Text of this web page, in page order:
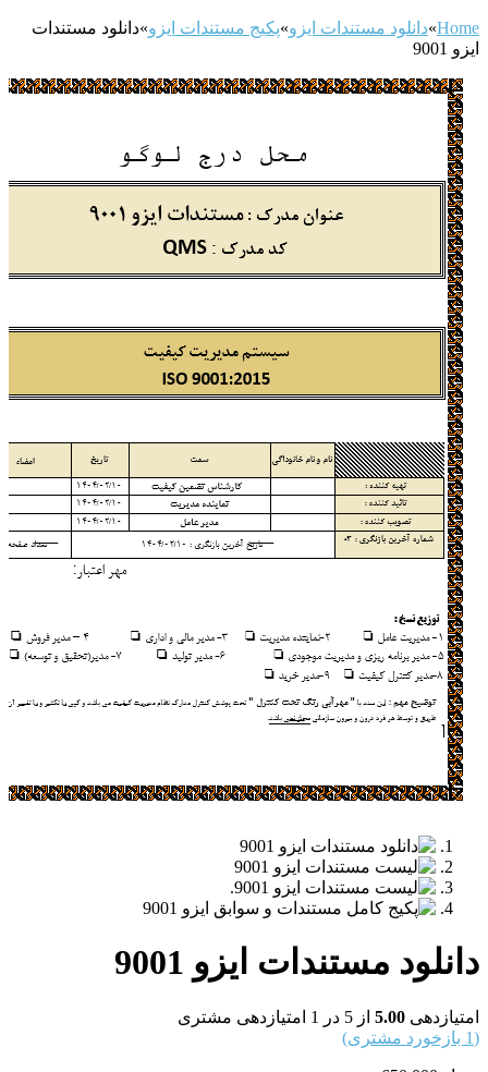
Home
»دانلود مستندات ایزو»پکیج مستندات ایزو»دانلود مستندات
ایزو 9001
دانلود مستندات ایزو 9001
امتیازدهی 5.00 از 5 در 1 امتیازدهی مشتری
(
1 بازخورد مشتری)